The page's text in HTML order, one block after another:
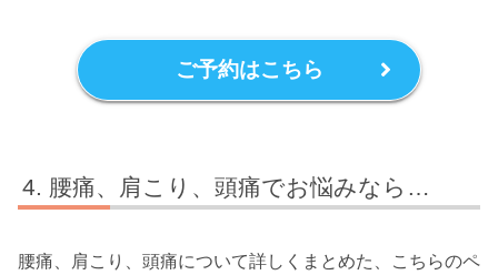
ご予約はこちら
腰痛、肩こり、頭痛でお悩みなら…
腰痛、肩こり、頭痛について詳しくまとめた、こちらのペ